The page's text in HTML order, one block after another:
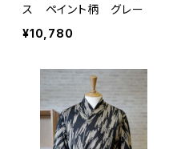
ス ペイント柄 グレー
¥10,780